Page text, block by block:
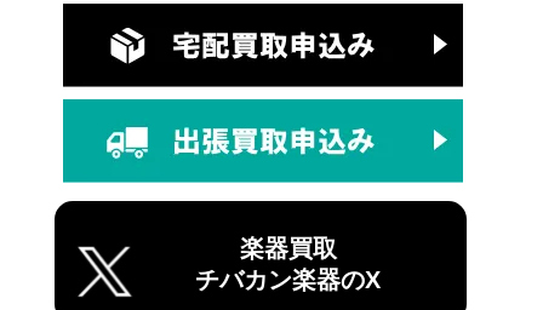
楽器買取
チバカン楽器のX